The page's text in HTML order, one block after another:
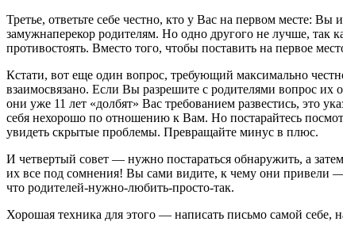
Третье, ответьте себе честно, кто у Вас на первом месте:
замужнаперекор родителям. Но одно другого не лучше, так
противостоять. Вместо того, чтобы поставить на первое
Кстати, вот еще один вопрос, требующий максимально
взаимосвязано. Если Вы разрешите с родителями вопрос
они уже 11 лет «долбят» Вас требованием развестись, это
себя нехорошо по отношению к Вам. Но постарайтесь
увидеть скрытые проблемы. Превращайте минус в плюс.
И четвертый совет — нужно постараться обнаружить, а
их все под сомнения! Вы сами видите, к чему они привели
что родителей-нужно-любить-просто-так.
Хорошая техника для этого — написать письмо самой себе,